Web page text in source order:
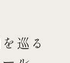
巡る